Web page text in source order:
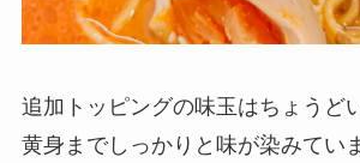
追加トッピングの味玉はちょうど
黄身までしっかりと味が染みてい